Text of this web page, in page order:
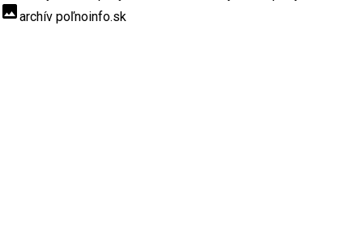
insert_photoarchív poľnoinfo.sk